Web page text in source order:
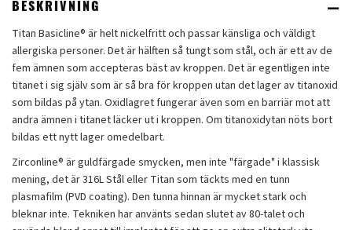
BESKRIVNING
Titan Basicline® är helt nickelfritt och passar känsliga och väldigt
allergiska personer. Det är hälften så tungt som stål, och är ett av de
fem ämnen som accepteras bäst av kroppen. Det är egentligen inte
titanet i sig själv som är så bra för kroppen utan det lager av titanoxid
som bildas på ytan. Oxidlagret fungerar även som en barriär mot att
andra ämnen i titanet läcker ut i kroppen. Om titanoxidytan nöts bort
bildas ett nytt lager omedelbart.
Zirconline® är guldfärgade smycken, men inte "färgade" i klassisk
mening, det är 316L Stål eller Titan som täckts med en tunn
plasmafilm (PVD coating). Den tunna hinnan är mycket stark och
bleknar inte. Tekniken har använts sedan slutet av 80-talet och